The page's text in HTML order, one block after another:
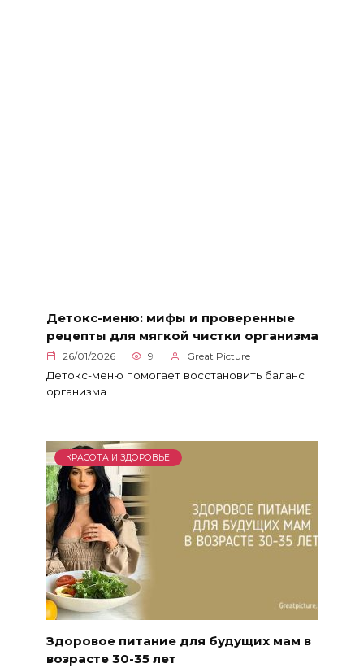
Детокс-меню: мифы и проверенные
рецепты для мягкой чистки организма
26/01/2026 9 Great Picture
Детокс-меню помогает восстановить баланс
организма
КРАСОТА И ЗДОРОВЬЕ
Здоровое питание для будущих мам в
возрасте 30-35 лет